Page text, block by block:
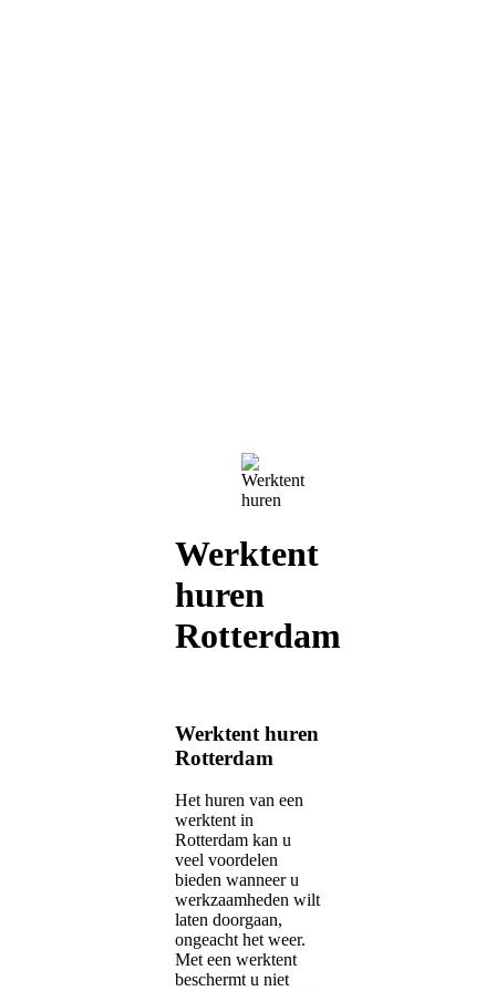
Werktent
huren
Rotterdam
Werktent huren
Rotterdam
Het huren van een
werktent in
Rotterdam kan u
veel voordelen
bieden wanneer u
werkzaamheden wilt
laten doorgaan,
ongeacht het weer.
Met een werktent
beschermt u niet